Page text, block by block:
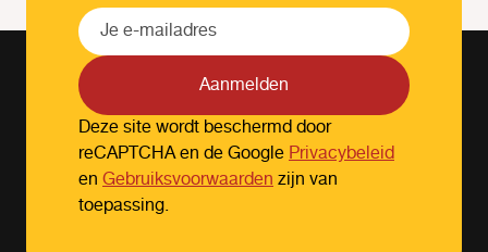
Aanmelden
Deze site wordt beschermd door
reCAPTCHA en de GooglePrivacybeleid
en Gebruiksvoorwaardenzijn van
toepassing.